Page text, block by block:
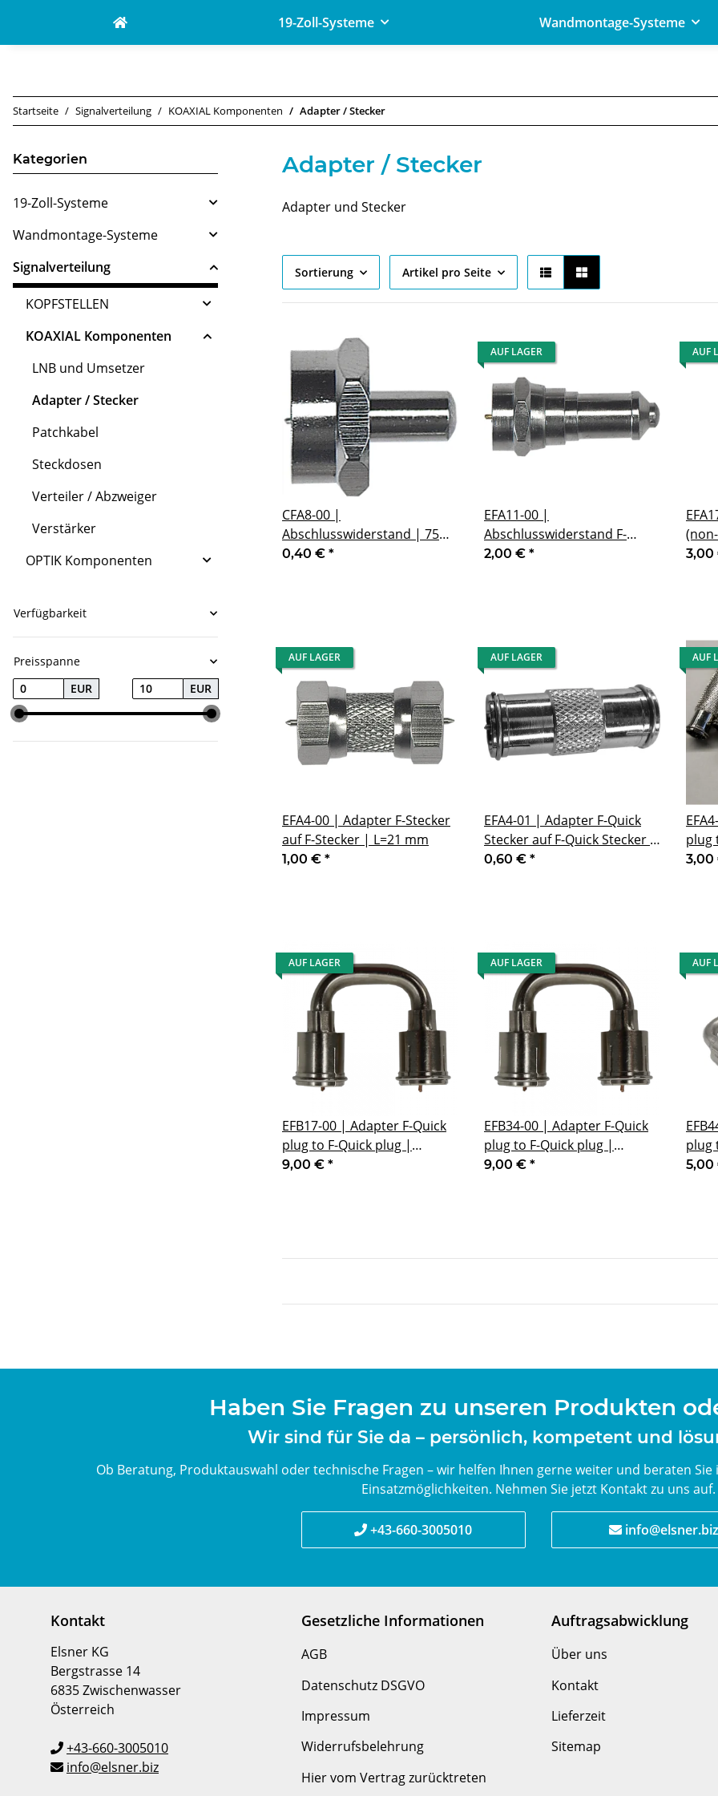
19-Zoll-Systeme Wandmontage-Systeme
Startseite Signalverteilung KOAXIAL Komponenten Adapter / Stecker
Adapter / Stecker
Adapter und Stecker
Sortierung Artikel pro Seite
CFA8-00 |
Abschlusswiderstand | 75
Ohm | F-Stecker
0,40 € *
AUF LAGER
EFA11-00 |
Abschlusswiderstand F-
Stecker | DC-entkoppelt
2,00 € *
AUF
|
3,00
AUF LAGER
EFA4-00 | Adapter F-Stecker
auf F-Stecker | L=21 mm
1,00 € *
AUF LAGER
EFA4-01 | Adapter F-Quick
Stecker auf F-Quick Stecker |
Profi-Version | L=28 mm
0,60 € *
AUF
plug
mm
3,00
AUF LAGER
EFB17-00 | Adapter F-Quick
plug to F-Quick plug |
Bracket 17 mm
9,00 € *
AUF LAGER
EFB34-00 | Adapter F-Quick
plug to F-Quick plug |
Bracket 34 mm
9,00 € *
AUF
plug
5,00
Kategorien
19-Zoll-Systeme
Wandmontage-Systeme
Signalverteilung
KOPFSTELLEN
KOAXIAL Komponenten
LNB und Umsetzer
Adapter / Stecker
Patchkabel
Steckdosen
Verteiler / Abzweiger
Verstärker
OPTIK Komponenten
Verfügbarkeit
Preisspanne
EUR
EUR
Haben Sie Fragen zu unseren Produkten
Wir sind für Sie da – persönlich, kompetent und
Ob Beratung, Produktauswahl oder technische Fragen – wir helfen Ihnen gerne weiter und beraten
Einsatzmöglichkeiten. Nehmen Sie jetzt Kontakt zu uns auf.
+43-660-3005010 info@elsner.biz
Kontakt
Elsner KG
Bergstrasse 14
6835 Zwischenwasser
Österreich
+43-660-3005010
info@elsner.biz
Gesetzliche Informationen
AGB
Datenschutz DSGVO
Impressum
Widerrufsbelehrung
Hier vom Vertrag zurücktreten
Auftragsabwicklung
Über uns
Kontakt
Lieferzeit
Sitemap